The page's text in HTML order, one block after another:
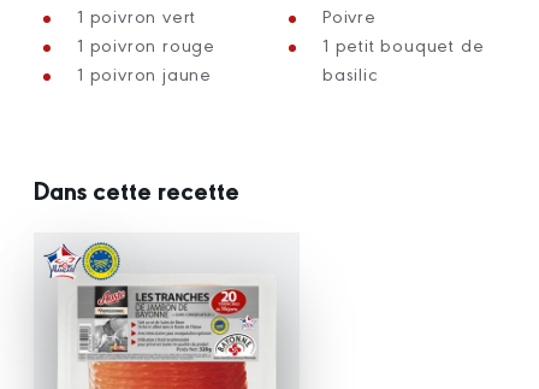
1 poivron vert
1 poivron rouge
1 poivron jaune
Poivre
1 petit bouquet de
basilic
Dans cette recette